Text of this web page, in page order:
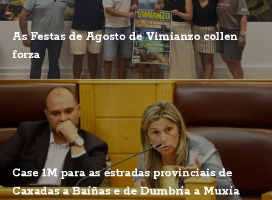
As Festas de Agosto de Vimianzo collen
forza
Case 1M para as estradas provinciais de
Caxadas a Baíñas e de Dumbría a Muxía